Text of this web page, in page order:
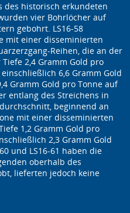
des historisch erkundeten
vier Bohrlöcher auf
gebohrt. LS16-58
mit einer disseminierten
Reihen, die an der
2,4 Gramm Gold pro
6,6 Gramm Gold
Gramm Gold pro Tonne auf
entlang des Streichens in
beginnend an
mit einer disseminierten
1,2 Gramm Gold pro
2,3 Gramm Gold
und LS16-61 haben die
oberhalb des
lieferten jedoch keine